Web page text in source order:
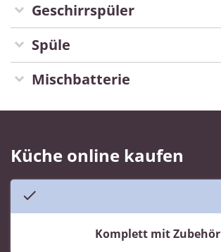
Geschirrspüler
Spüle
Mischbatterie
Küche online kaufen
Komplett mit Zubehör